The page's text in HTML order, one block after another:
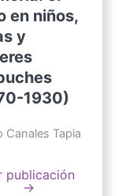
en niños,
y
1930)
Canales Tapia
publicación
→